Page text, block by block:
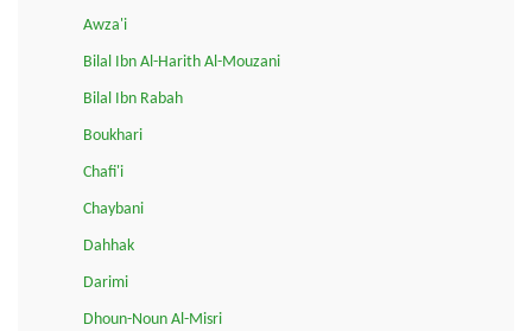
Awza'i
Bilal Ibn Al-Harith Al-Mouzani
Bilal Ibn Rabah
Boukhari
Chafi'i
Chaybani
Dahhak
Darimi
Dhoun-Noun Al-Misri